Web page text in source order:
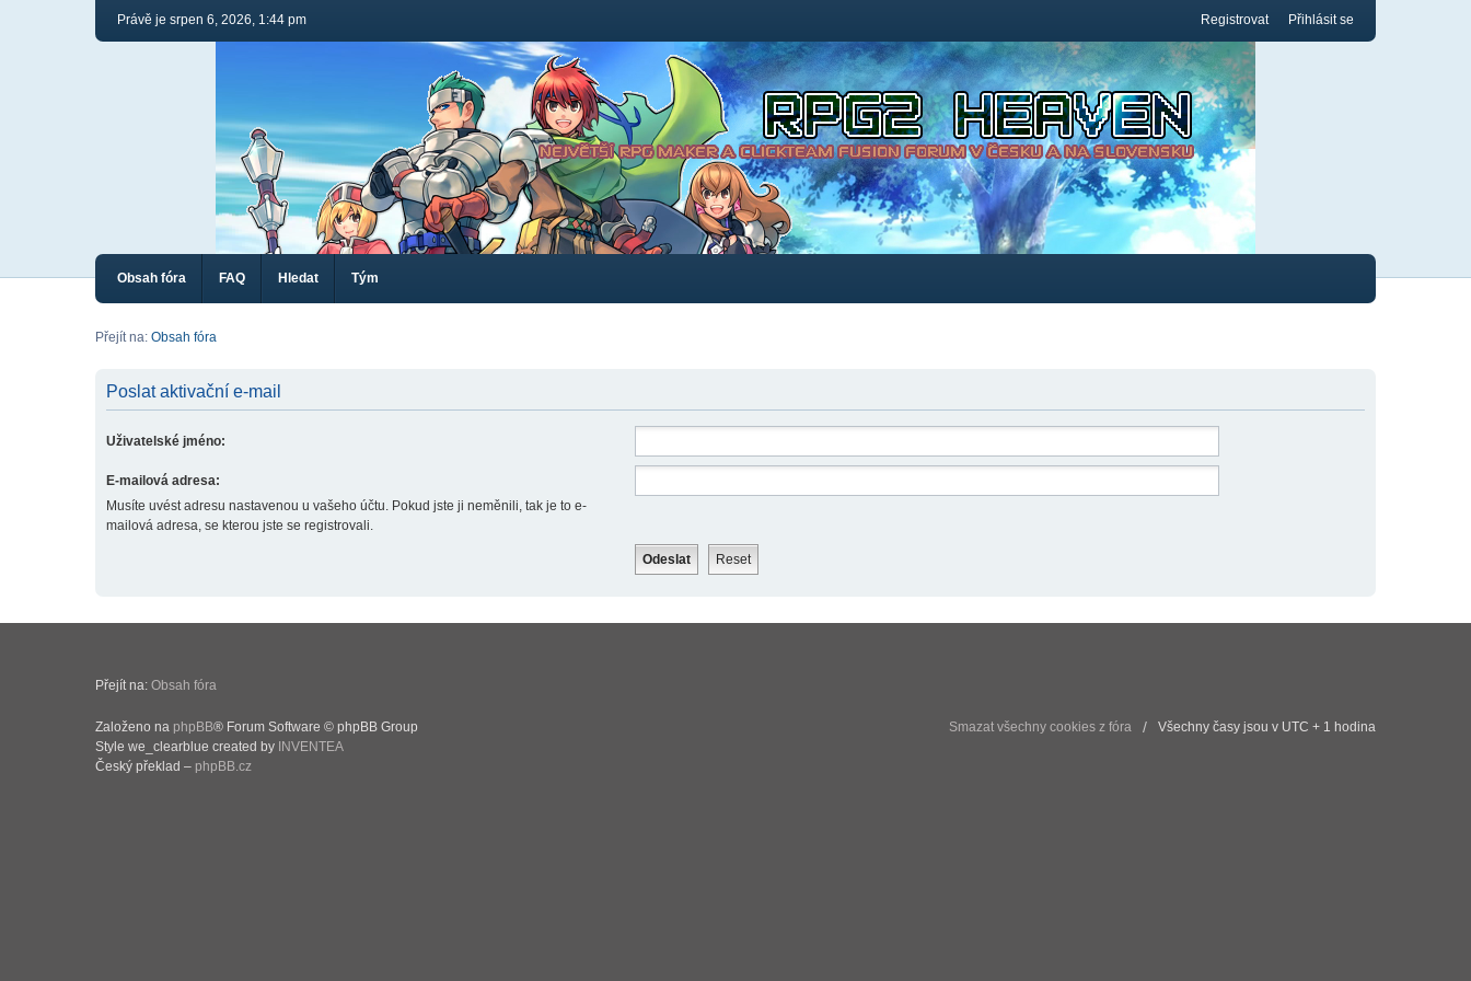
Právě je srpen 6, 2026, 1:44 pm Registrovat Přihlásit se
Obsah fóra FAQ Hledat Tým
Přejít na: Obsah fóra
Poslat aktivační e-mail
Uživatelské jméno:
E-mailová adresa:
Musíte uvést adresu nastavenou u vašeho účtu. Pokud jste ji neměnili, tak je to e-
mailová adresa, se kterou jste se registrovali.
Přejít na: Obsah fóra
Smazat všechny cookies z fóra Všechny časy jsou v UTC + 1 hodina
Založeno na phpBB® Forum Software © phpBB Group
Style we_clearblue created by INVENTEA
Český překlad – phpBB.cz